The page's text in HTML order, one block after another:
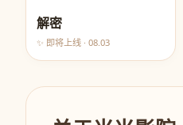
解密
✨ 即将上线 · 08.03